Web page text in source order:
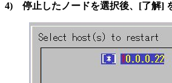
4) 停止したノードを選択後、[了解]